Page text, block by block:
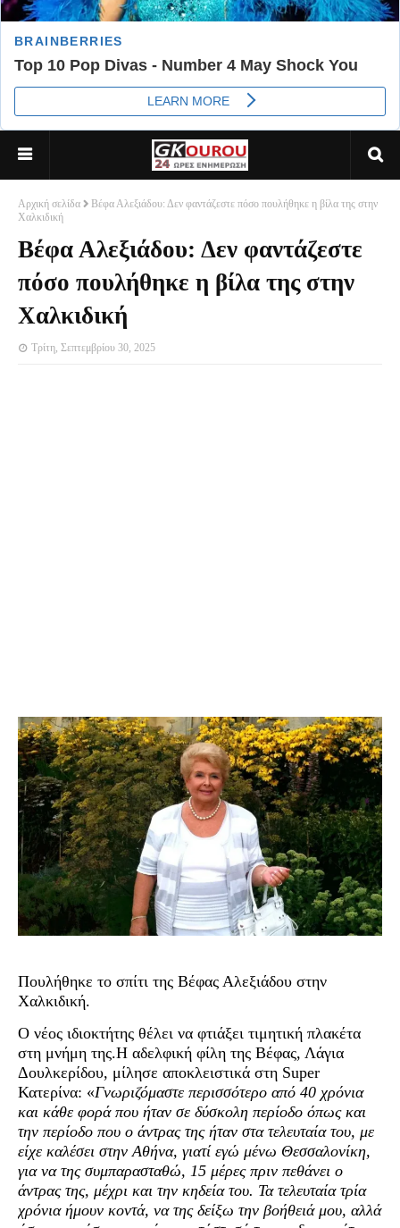
Αρχική σελίδα
Βέφα Αλεξιάδου: Δεν φαντάζεστε πόσο πουλήθηκε η βίλα της στην
Χαλκιδική
Βέφα Αλεξιάδου: Δεν φαντάζεστε
πόσο πουλήθηκε η βίλα της στην
Χαλκιδική
Τρίτη, Σεπτεμβρίου 30, 2025
Πουλήθηκε το σπίτι της Βέφας Αλεξιάδου στην
Χαλκιδική.
Ο νέος ιδιοκτήτης θέλει να φτιάξει τιμητική πλακέτα
στη μνήμη της.Η αδελφική φίλη της Βέφας, Λάγια
Δουλκερίδου, μίλησε αποκλειστικά στη Super
Κατερίνα: «Γνωριζόμαστε περισσότερο από 40 χρόνια
και κάθε φορά που ήταν σε δύσκολη περίοδο όπως και
την περίοδο που ο άντρας της ήταν στα τελευταία του, με
είχε καλέσει στην Αθήνα, γιατί εγώ μένω Θεσσαλονίκη,
για να της συμπαρασταθώ, 15 μέρες πριν πεθάνει ο
άντρας της, μέχρι και την κηδεία του. Τα τελευταία τρία
χρόνια ήμουν κοντά, να της δείξω την βοήθειά μου, αλλά